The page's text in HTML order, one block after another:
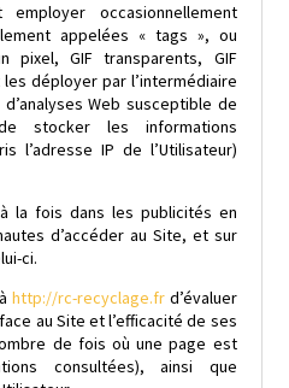
employer occasionnellement
appelées « tags », ou
pixel, GIF transparents, GIF
déployer par l’intermédiaire
Web susceptible de
stocker les informations
l’adresse IP de l’Utilisateur)
la fois dans les publicités en
d’accéder au Site, et sur
ci.
http://rc-recyclage.fr d’évaluer
au Site et l’efficacité de ses
de fois où une page est
consultées), ainsi que